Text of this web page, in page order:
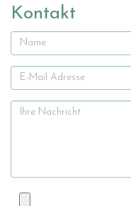
Kontakt
Name
E-
Mail
Ihre
Datei